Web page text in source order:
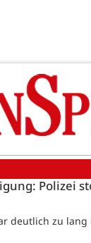
Polizei
deutlich zu